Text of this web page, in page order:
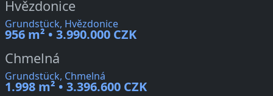
Hvězdonice
Grundstück, Hvězdonice
956 m² • 3.990.000 CZK
Chmelná
Grundstück, Chmelná
1.998 m² • 3.396.600 CZK